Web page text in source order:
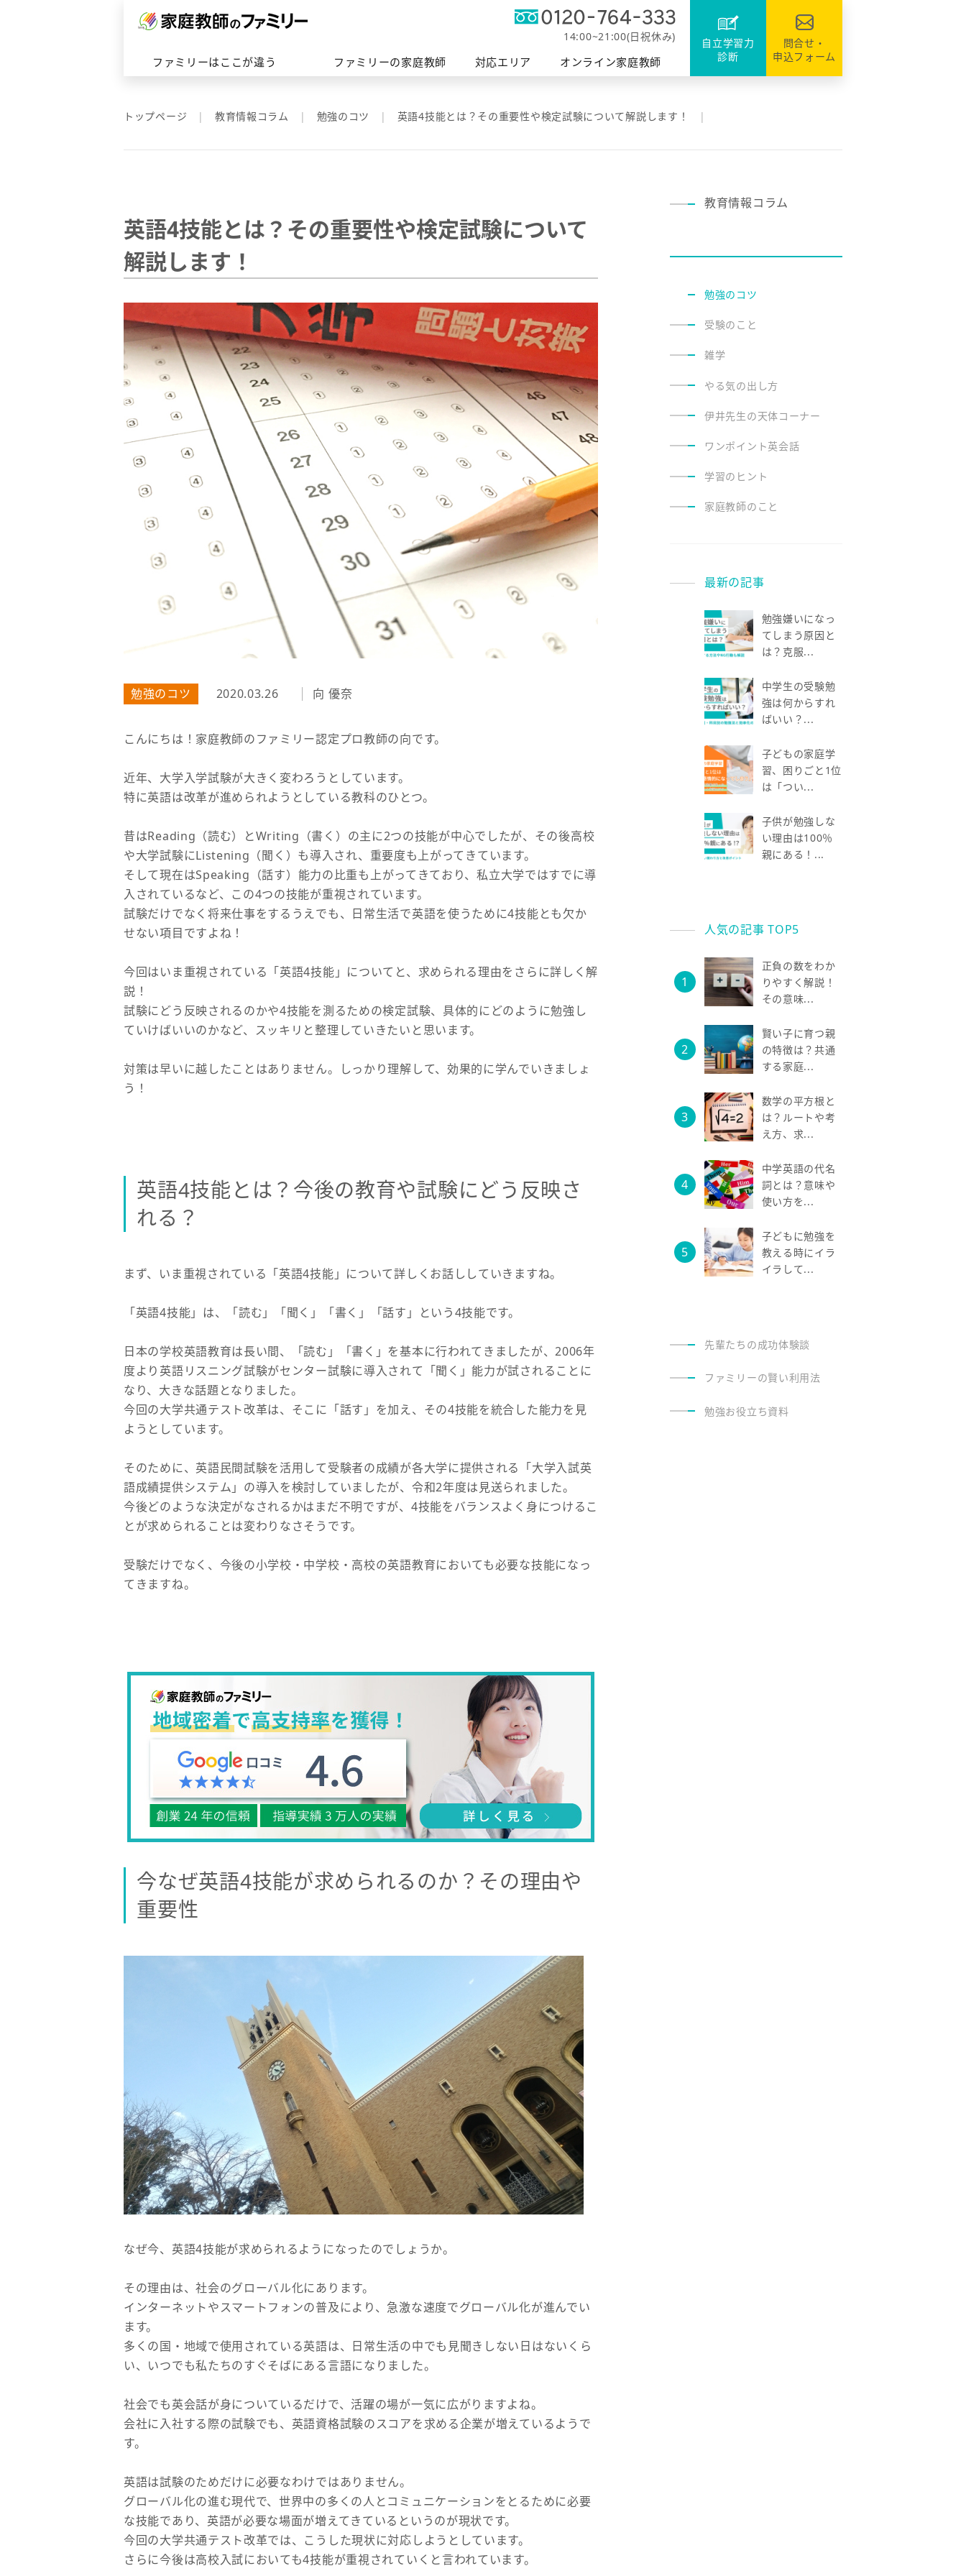
14:00~21:00(日祝休み)
ファミリーはここが違う ファミリーの家庭教師 対応エリア オンライン家庭教師
自立学習力
診断
問合せ・
申込フォーム
ファミリーの授業 ファミリーのシステム
軽度発達
障がい支援
資格・検定対策
対応エリアトップへ
富士エリア
トップページ 教育情報コラム 勉強のコツ 英語4技能とは？その重要性や検定試験について解説します！
英語4技能とは？その重要性や検定試験について
解説します！
勉強のコツ 2020.03.26 向 優奈
こんにちは！家庭教師のファミリー認定プロ教師の向です。
近年、大学入学試験が大きく変わろうとしています。
特に英語は改革が進められようとしている教科のひとつ。
昔はReading（読む）とWriting（書く）の主に2つの技能が中心でしたが、その後高校
や大学試験にListening（聞く）も導入され、重要度も上がってきています。
そして現在はSpeaking（話す）能力の比重も上がってきており、私立大学ではすでに導
入されているなど、この4つの技能が重視されています。
試験だけでなく将来仕事をするうえでも、日常生活で英語を使うために4技能とも欠か
せない項目ですよね！
今回はいま重視されている「英語4技能」についてと、求められる理由をさらに詳しく解
説！
試験にどう反映されるのかや4技能を測るための検定試験、具体的にどのように勉強し
ていけばいいのかなど、スッキリと整理していきたいと思います。
対策は早いに越したことはありません。しっかり理解して、効果的に学んでいきましょ
う！
英語4技能とは？今後の教育や試験にどう反映さ
れる？
まず、いま重視されている「英語4技能」について詳しくお話ししていきますね。
「英語4技能」は、「読む」「聞く」「書く」「話す」という4技能です。
日本の学校英語教育は長い間、「読む」「書く」を基本に行われてきましたが、2006年
度より英語リスニング試験がセンター試験に導入されて「聞く」能力が試されることに
なり、大きな話題となりました。
今回の大学共通テスト改革は、そこに「話す」を加え、その4技能を統合した能力を見
ようとしています。
そのために、英語民間試験を活用して受験者の成績が各大学に提供される「大学入試英
語成績提供システム」の導入を検討していましたが、令和2年度は見送られました。
今後どのような決定がなされるかはまだ不明ですが、4技能をバランスよく身につけるこ
とが求められることは変わりなさそうです。
受験だけでなく、今後の小学校・中学校・高校の英語教育においても必要な技能になっ
てきますね。
今なぜ英語4技能が求められるのか？その理由や
重要性
なぜ今、英語4技能が求められるようになったのでしょうか。
その理由は、社会のグローバル化にあります。
インターネットやスマートフォンの普及により、急激な速度でグローバル化が進んでい
ます。
多くの国・地域で使用されている英語は、日常生活の中でも見聞きしない日はないくら
い、いつでも私たちのすぐそばにある言語になりました。
社会でも英会話が身についているだけで、活躍の場が一気に広がりますよね。
会社に入社する際の試験でも、英語資格試験のスコアを求める企業が増えているようで
す。
英語は試験のためだけに必要なわけではありません。
グローバル化の進む現代で、世界中の多くの人とコミュニケーションをとるために必要
な技能であり、英語が必要な場面が増えてきているというのが現状です。
今回の大学共通テスト改革では、こうした現状に対応しようとしています。
さらに今後は高校入試においても4技能が重視されていくと言われています。
教育情報コラム
勉強のコツ
受験のこと
雑学
やる気の出し方
伊井先生の天体コーナー
ワンポイント英会話
学習のヒント
家庭教師のこと
最新の記事
勉強嫌いになっ
てしまう原因と
は？克服...
中学生の受験勉
強は何からすれ
ばいい？...
子どもの家庭学
習、困りごと1位
は「つい...
子供が勉強しな
い理由は100％
親にある！...
人気の記事 TOP5
正負の数をわか
りやすく解説！
その意味...
賢い子に育つ親
の特徴は？共通
する家庭...
数学の平方根と
は？ルートや考
え方、求...
中学英語の代名
詞とは？意味や
使い方を...
子どもに勉強を
教える時にイラ
イラして...
先輩たちの成功体験談
ファミリーの賢い利用法
勉強お役立ち資料